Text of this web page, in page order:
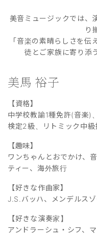
美音ミュージックでは、
り
「音楽の素晴らしさを
徒とご家族に寄り添
美馬 裕子
【資格】
中学校教諭1種免許(音楽)
検定2級、リトミック中級
【趣味】
ワンちゃんとおでかけ、
ティー、海外旅行
【好きな作曲家】
J.S.バッハ、メンデルス
【好きな演奏家】
アンドラーシュ・シフ、